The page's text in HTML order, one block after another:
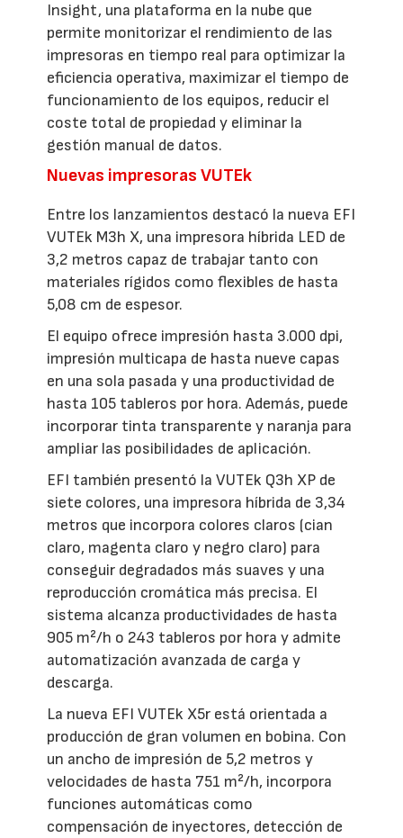
Insight, una plataforma en la nube que
permite monitorizar el rendimiento de las
impresoras en tiempo real para optimizar la
eficiencia operativa, maximizar el tiempo de
funcionamiento de los equipos, reducir el
coste total de propiedad y eliminar la
gestión manual de datos.
Nuevas impresoras VUTEk
Entre los lanzamientos destacó la nueva EFI
VUTEk M3h X, una impresora híbrida LED de
3,2 metros capaz de trabajar tanto con
materiales rígidos como flexibles de hasta
5,08 cm de espesor.
El equipo ofrece impresión hasta 3.000 dpi,
impresión multicapa de hasta nueve capas
en una sola pasada y una productividad de
hasta 105 tableros por hora. Además, puede
incorporar tinta transparente y naranja para
ampliar las posibilidades de aplicación.
EFI también presentó la VUTEk Q3h XP de
siete colores, una impresora híbrida de 3,34
metros que incorpora colores claros (cian
claro, magenta claro y negro claro) para
conseguir degradados más suaves y una
reproducción cromática más precisa. El
sistema alcanza productividades de hasta
905 m²/h o 243 tableros por hora y admite
automatización avanzada de carga y
descarga.
La nueva EFI VUTEk X5r está orientada a
producción de gran volumen en bobina. Con
un ancho de impresión de 5,2 metros y
velocidades de hasta 751 m²/h, incorpora
funciones automáticas como
compensación de inyectores, detección de